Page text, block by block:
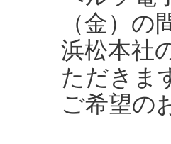
（金）
浜松本社
ただきま
ご希望の